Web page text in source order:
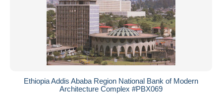
Ethiopia Addis Ababa Region National Bank of Modern
Architecture Complex #PBX069